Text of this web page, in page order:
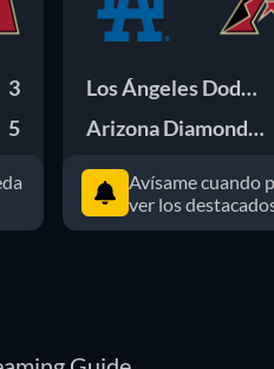
3
5
Los Ángeles Dodgers
Arizona Diamondbacks
Avísame cuando
ver los